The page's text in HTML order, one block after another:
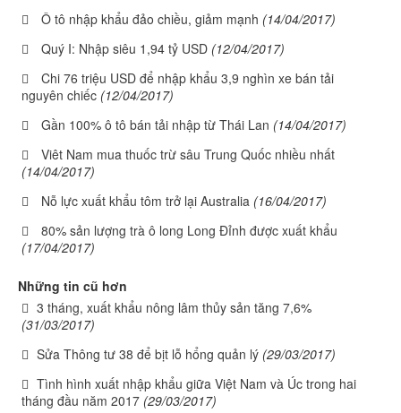
Ô tô nhập khẩu đảo chiều, giảm mạnh (14/04/2017)
Quý I: Nhập siêu 1,94 tỷ USD (12/04/2017)
Chi 76 triệu USD để nhập khẩu 3,9 nghìn xe bán tải
nguyên chiếc (12/04/2017)
Gần 100% ô tô bán tải nhập từ Thái Lan (14/04/2017)
Viêt Nam mua thuốc trừ sâu Trung Quốc nhiều nhất
(14/04/2017)
Nỗ lực xuất khẩu tôm trở lại Australia (16/04/2017)
80% sản lượng trà ô long Long Đỉnh được xuất khẩu
(17/04/2017)
Những tin cũ hơn
3 tháng, xuất khẩu nông lâm thủy sản tăng 7,6%
(31/03/2017)
Sửa Thông tư 38 để bịt lỗ hổng quản lý (29/03/2017)
Tình hình xuất nhập khẩu giữa Việt Nam và Úc trong hai
tháng đầu năm 2017 (29/03/2017)